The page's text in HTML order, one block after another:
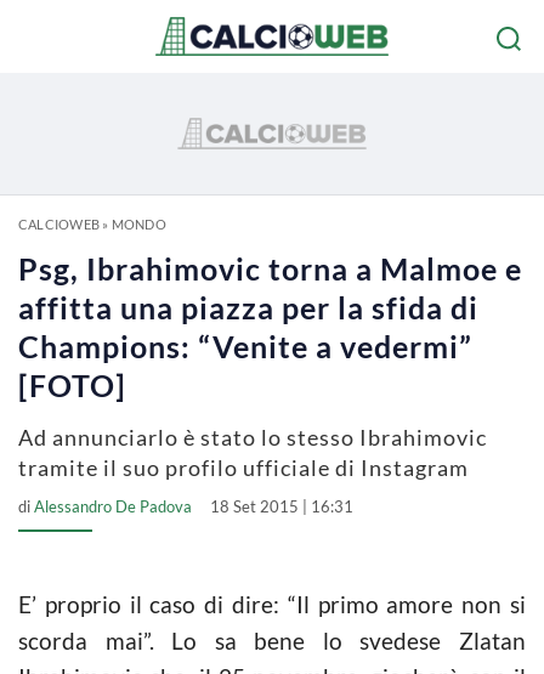
CALCIOWEB» MONDO
Psg, Ibrahimovic torna a Malmoe e
affitta una piazza per la sfida di
Champions: “Venite a vedermi”
[FOTO]
Ad annunciarlo è stato lo stesso Ibrahimovic
tramite il suo profilo ufficiale di Instagram
diAlessandro De Padova 18 Set 2015 | 16:31
E’ proprio il caso di dire: “Il primo amore non si
scorda mai”. Lo sa bene lo svedese Zlatan